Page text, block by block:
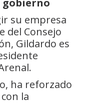
su empresa
del Consejo
Gildardo es
ha reforzado
la